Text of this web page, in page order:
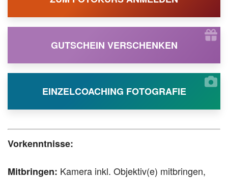
GUTSCHEIN VERSCHENKEN
EINZELCOACHING FOTOGRAFIE
Vorkenntnisse:
Mitbringen: Kamera inkl. Objektiv(e) mitbringen,